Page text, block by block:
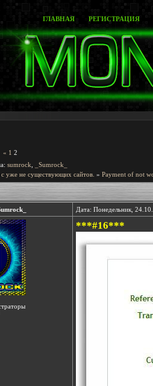
ГЛАВНАЯ РЕГИСТРАЦИЯ
« 1 2
sumrock
_Sumrock_
уже не существующих сайтов. » Payment of not
Дата: Понедельник,
***#16***